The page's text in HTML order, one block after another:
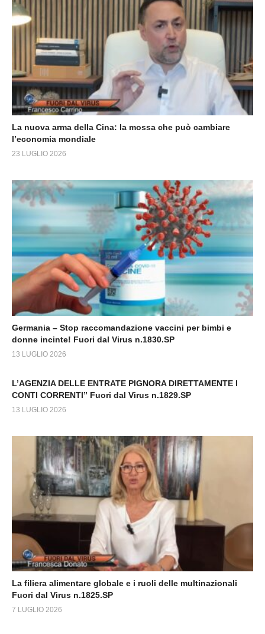
La nuova arma della Cina: la mossa che può cambiare
l’economia mondiale
23 LUGLIO 2026
Germania – Stop raccomandazione vaccini per bimbi e
donne incinte! Fuori dal Virus n.1830.SP
13 LUGLIO 2026
L’AGENZIA DELLE ENTRATE PIGNORA DIRETTAMENTE I
CONTI CORRENTI” Fuori dal Virus n.1829.SP
13 LUGLIO 2026
La filiera alimentare globale e i ruoli delle multinazionali
Fuori dal Virus n.1825.SP
7 LUGLIO 2026